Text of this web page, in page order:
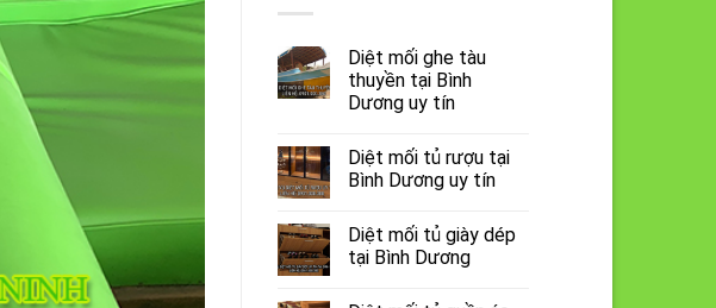
Diệt mối ghe tàu
thuyền tại Bình
Dương uy tín
Diệt mối tủ rượu tại
Bình Dương uy tín
Diệt mối tủ giày dép
tại Bình Dương